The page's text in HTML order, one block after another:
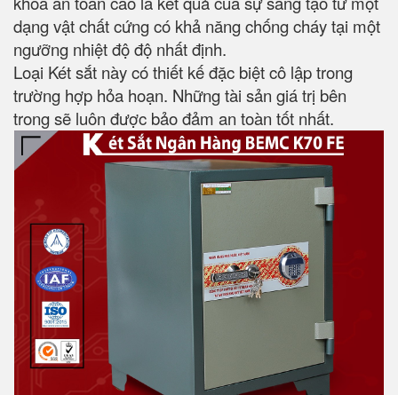
dạng vật chất cứng có khả năng chống cháy tại một
ngưỡng nhiệt độ độ nhất định.
Loại Két sắt này có thiết kế đặc biệt cô lập trong
trường hợp hỏa hoạn. Những tài sản giá trị bên
trong sẽ luôn được bảo đảm an toàn tốt nhất.